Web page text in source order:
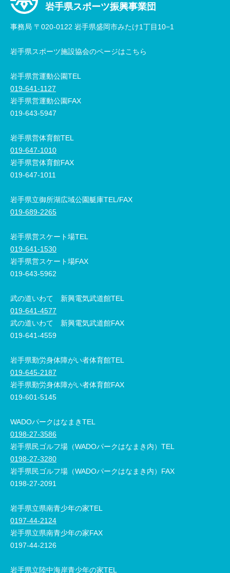
岩手県スポーツ振興事業団
事務局 〒020-0122 岩手県盛岡市みたけ1丁目10−1
岩手県スポーツ施設協会のページはこちら
岩手県営運動公園TEL
019-641-1127
岩手県営運動公園FAX
019-643-5947
岩手県営体育館TEL
019-647-1010
岩手県営体育館FAX
019-647-1011
岩手県立御所湖広域公園艇庫TEL/FAX
019-689-2265
岩手県営スケート場TEL
019-641-1530
岩手県営スケート場FAX
019-643-5962
武の道いわて 新興電気武道館TEL
019-641-4577
武の道いわて 新興電気武道館FAX
019-641-4559
岩手県勤労身体障がい者体育館TEL
019-645-2187
岩手県勤労身体障がい者体育館FAX
019-601-5145
WADOパークはなまきTEL
0198-27-3586
岩手県民ゴルフ場（WADOパークはなまき内）TEL
0198-27-3280
岩手県民ゴルフ場（WADOパークはなまき内）FAX
0198-27-2091
岩手県立県南青少年の家TEL
0197-44-2124
岩手県立県南青少年の家FAX
0197-44-2126
岩手県立陸中海岸青少年の家TEL